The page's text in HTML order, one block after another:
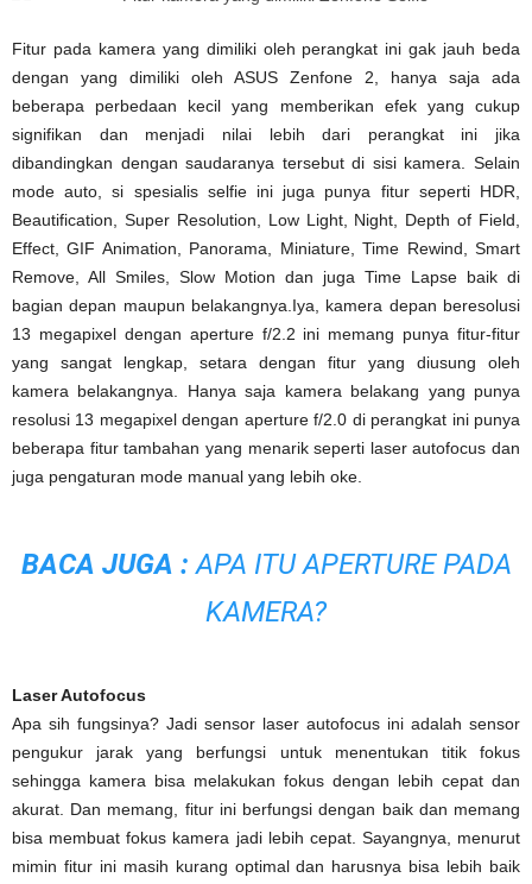
Fitur pada kamera yang dimiliki oleh perangkat ini gak jauh beda
dengan yang dimiliki oleh ASUS Zenfone 2, hanya saja ada
beberapa perbedaan kecil yang memberikan efek yang cukup
signifikan dan menjadi nilai lebih dari perangkat ini jika
dibandingkan dengan saudaranya tersebut di sisi kamera. Selain
mode auto, si spesialis selfie ini juga punya fitur seperti HDR,
Beautification, Super Resolution, Low Light, Night, Depth of Field,
Effect, GIF Animation, Panorama, Miniature, Time Rewind, Smart
Remove, All Smiles, Slow Motion dan juga Time Lapse baik di
bagian depan maupun belakangnya.Iya, kamera depan beresolusi
13 megapixel dengan aperture f/2.2 ini memang punya fitur-fitur
yang sangat lengkap, setara dengan fitur yang diusung oleh
kamera belakangnya. Hanya saja kamera belakang yang punya
resolusi 13 megapixel dengan aperture f/2.0 di perangkat ini punya
beberapa fitur tambahan yang menarik seperti laser autofocus dan
juga pengaturan mode manual yang lebih oke.
BACA JUGA : APA ITU APERTURE PADA
KAMERA?
Laser Autofocus
Apa sih fungsinya? Jadi sensor laser autofocus ini adalah sensor
pengukur jarak yang berfungsi untuk menentukan titik fokus
sehingga kamera bisa melakukan fokus dengan lebih cepat dan
akurat. Dan memang, fitur ini berfungsi dengan baik dan memang
bisa membuat fokus kamera jadi lebih cepat. Sayangnya, menurut
mimin fitur ini masih kurang optimal dan harusnya bisa lebih baik